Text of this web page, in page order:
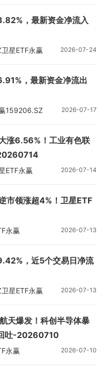
，最新资金净流入
卫星ETF永赢 2026-07-24
，最新资金净流出
159206.SZ 2026-07-17
涨6.56%！工业有色联
ETF永赢
2026-07-14
市领涨超4%！卫星ETF
永赢
2026-07-13
，近5个交易日净流
卫星ETF永赢 2026-07-13
天爆发！科创半导体暴
吐-20260710
永赢
2026-07-10